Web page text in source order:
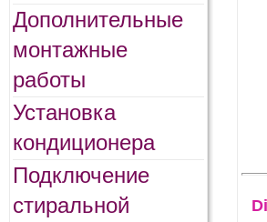
Дополнительные
монтажные
работы
Установка
кондиционера
Подключение
стиральной